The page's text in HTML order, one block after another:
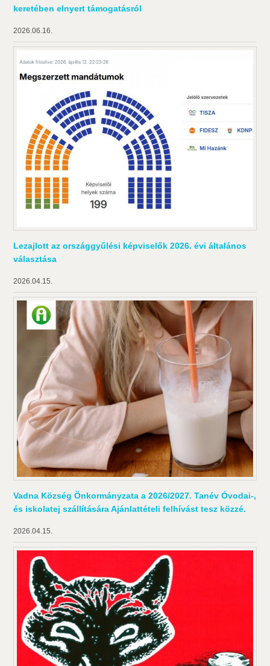
keretében elnyert támogatásról
2026.06.16.
Lezajlott az országgyűlési képviselők 2026. évi általános
választása
2026.04.15.
Vadna Község Önkormányzata a 2026/2027. Tanév Óvodai-,
és iskolatej szállítására Ajánlattételi felhívást tesz közzé.
2026.04.15.